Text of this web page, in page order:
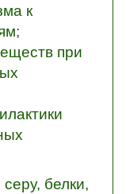
к
при
белки,